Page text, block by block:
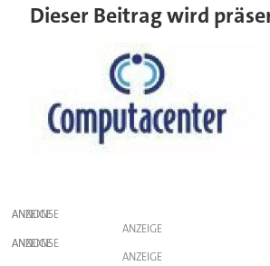
Dieser Beitrag wird
ANZEIGE
ANZEIGE
ANZEIGE
ANZEIGE